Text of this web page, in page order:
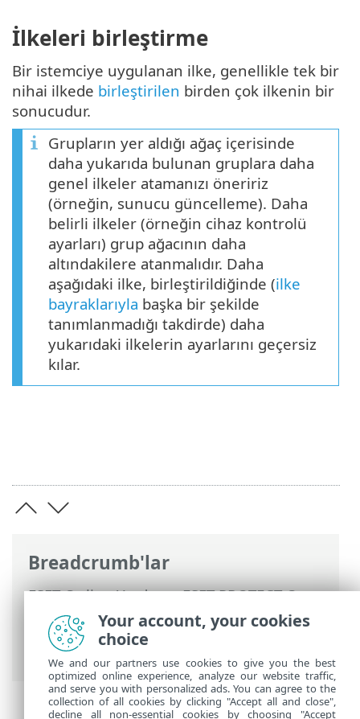
Breadcrumb'lar
ESET Online Yardım>ESET PROTECT On-
Prem>
ESET PROTECT On-Prem Ürününü
Kullanma
>ESET PROTECT On-Prem Ana
Menü> İlkeler
İlkeleri birleştirme
Bir istemciye uygulanan ilke, genellikle tek bir
nihai ilkede birleştirilen birden çok ilkenin bir
sonucudur.
Grupların yer aldığı ağaç içerisinde
daha yukarıda bulunan gruplara daha
genel ilkeler atamanızı öneririz
(örneğin, sunucu güncelleme). Daha
belirli ilkeler (örneğin cihaz kontrolü
ayarları) grup ağacının daha
altındakilere atanmalıdır. Daha
aşağıdaki ilke, birleştirildiğinde (ilke
bayraklarıyla başka bir şekilde
tanımlanmadığı takdirde) daha
yukarıdaki ilkelerin ayarlarını geçersiz
kılar.
Your account, your cookies
choice
We and our partners use cookies to give you the best
optimized online experience, analyze our website traffic,
and serve you with personalized ads. You can agree to the
collection of all cookies by clicking "Accept all and close",
decline all non-essential cookies by choosing "Accept